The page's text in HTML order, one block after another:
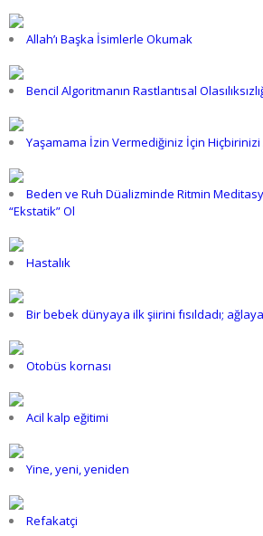
Allah’ı Başka İsimlerle Okumak
Bencil Algoritmanın Rastlantısal
Yaşamama İzin Vermediğiniz İçin
Beden ve Ruh Düalizminde Ritmin
“Ekstatik” Ol
Hastalık
Bir bebek dünyaya ilk şiirini fısıldadı;
Otobüs kornası
Acil kalp eğitimi
Yine, yeni, yeniden
Refakatçi